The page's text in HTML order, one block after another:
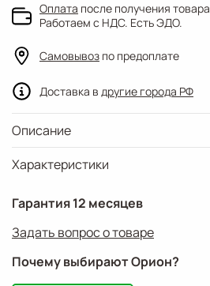
Характеристики
Описание
Гарантия 12 месяцев
Задать вопрос о товаре
Почему выбирают Орион?
Оплата после получения товара
Работаем с НДС. Есть ЭДО.
Самовывоз по предоплате
Доставка в другие города РФ